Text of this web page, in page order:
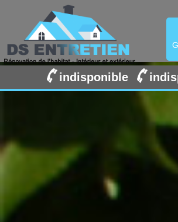
indisponible